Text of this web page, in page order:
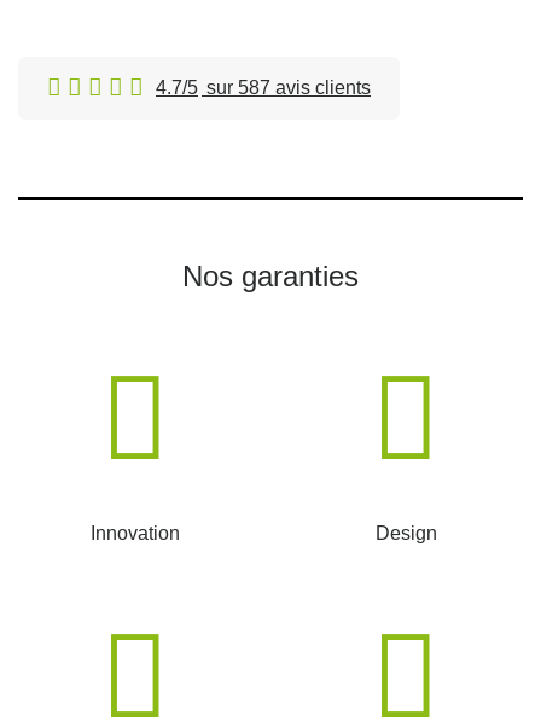
4.7/5 sur 587 avis clients
Nos garanties
Innovation Design